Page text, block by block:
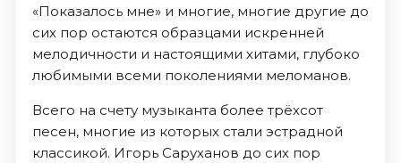
«Показалось мне» и многие, многие другие до
сих пор остаются образцами искренней
мелодичности и настоящими хитами, глубоко
любимыми всеми поколениями меломанов.
Всего на счету музыканта более трёхсот
песен, многие из которых стали эстрадной
классикой. Игорь Саруханов до сих пор